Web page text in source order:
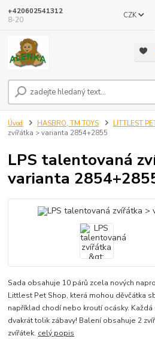
CZK
+420602541312
8-20
Úvod HASBRO, TM TOYS LITTLEST
zvířátka > varianta 2854+2855
LPS talentovaná
varianta
Sada obsahuje 10 párů zcela nových
Littlest Pet Shop, která mohou děvčátka
například chodí nebo kroutí ocásky.
dvakrát tolik zábavy! Balení obsahuje 2
zvířátek. celý popis